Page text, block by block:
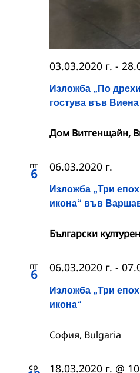
Изложба „По
гостува във
03.03.2020 г. -
Дом Витгенщайн,
пт
6
Изложба „Три
икона“ във
06.03.2020 г.
Български
пт
6
Изложба „Три
икона“
06.03.2020 г. -
София, Bulgaria
ср 18.03.2020 г. @